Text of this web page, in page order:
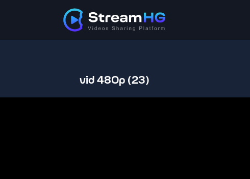
vid 480p (23)